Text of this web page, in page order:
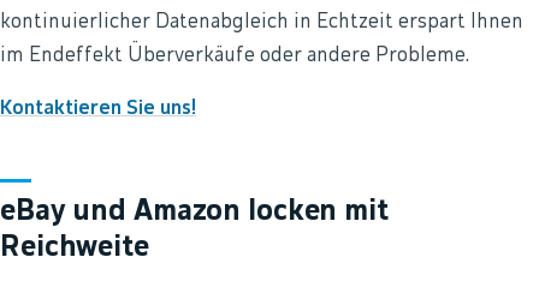
kontinuierlicher Datenabgleich in Echtzeit erspart Ihnen
im Endeffekt Überverkäufe oder andere Probleme.
Kontaktieren Sie uns!
eBay und Amazon locken mit
Reichweite